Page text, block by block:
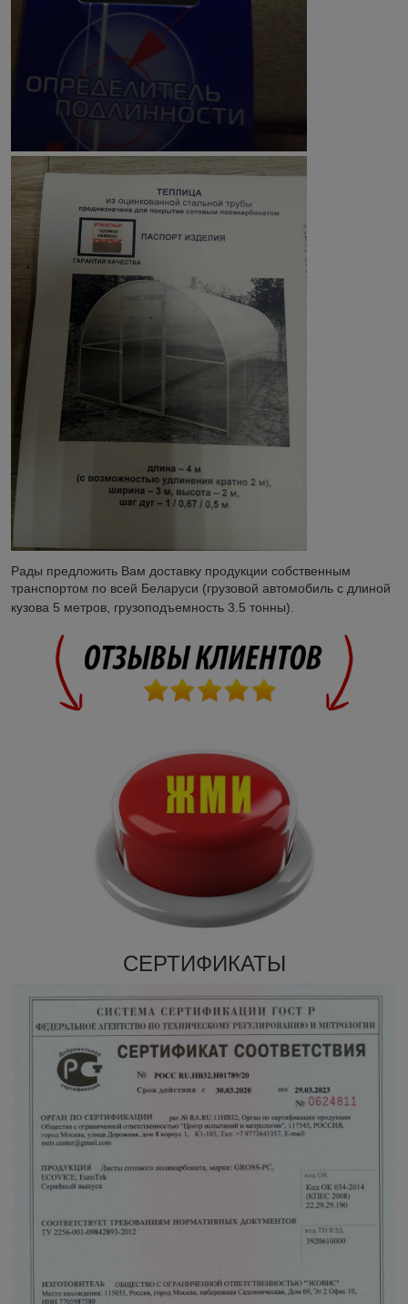
Рады предложить Вам доставку продукции собственным
транспортом по всей Беларуси (грузовой автомобиль с длиной
кузова 5 метров, грузоподъемность 3.5 тонны).
СЕРТИФИКАТЫ